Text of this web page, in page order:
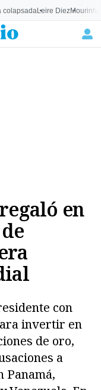
colapsadaLeire Diez
en
con
invertir en
de oro,
a
Panamá,